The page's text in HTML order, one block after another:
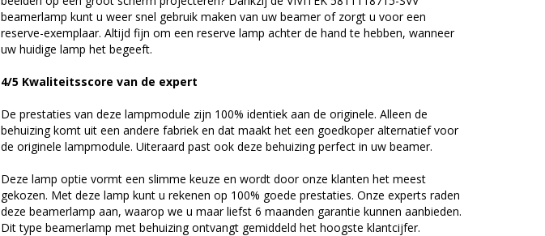
beamerlamp kunt u weer snel gebruik maken van uw beamer of zorgt u voor een
reserve-exemplaar. Altijd fijn om een reserve lamp achter de hand te hebben, wanneer
uw huidige lamp het begeeft.
4/5 Kwaliteitsscore van de expert
De prestaties van deze lampmodule zijn 100% identiek aan de originele. Alleen de
behuizing komt uit een andere fabriek en dat maakt het een goedkoper alternatief voor
de originele lampmodule. Uiteraard past ook deze behuizing perfect in uw beamer.
Deze lamp optie vormt een slimme keuze en wordt door onze klanten het meest
gekozen. Met deze lamp kunt u rekenen op 100% goede prestaties. Onze experts raden
deze beamerlamp aan, waarop we u maar liefst 6 maanden garantie kunnen aanbieden.
Dit type beamerlamp met behuizing ontvangt gemiddeld het hoogste klantcijfer.